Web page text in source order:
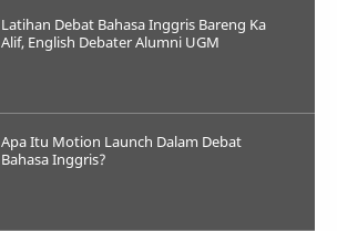
Latihan Debat Bahasa Inggris Bareng Ka
Alif, English Debater Alumni UGM
Apa Itu Motion Launch Dalam Debat
Bahasa Inggris?